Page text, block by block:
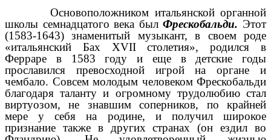
Основоположником итальянской органной
школы семнадцатого века былФрескобальди. Этот
(1583-1643) знаменитый музыкант, в своем роде
«итальянский Бах XVII столетия», родился в
Ферраре в 1583 году и еще в детские годы
прославился превосходной игрой на органе и
чембало. Совсем молодым человеком Фрескобальди
благодаря таланту и огромному трудолюбию стал
виртуозом, не знавшим соперников, по крайней
мере у себя на родине, и получил широкое
признание также в других странах (он ездил во